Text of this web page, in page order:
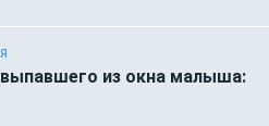
из окна малыша: